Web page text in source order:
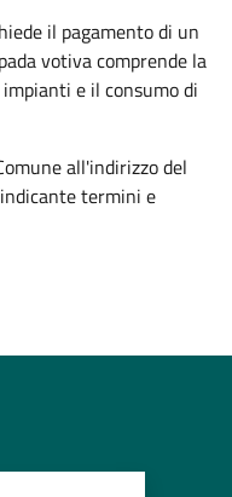
il pagamento di un
votiva comprende la
e il consumo di
all'indirizzo del
termini e